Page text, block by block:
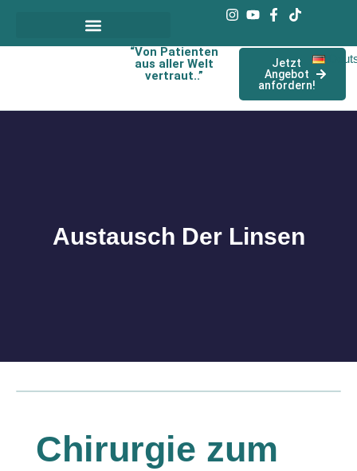
“Von Patienten
aus aller Welt
vertraut..”
Jetzt
Angebot
anfordern!
Austausch Der Linsen
Chirurgie zum